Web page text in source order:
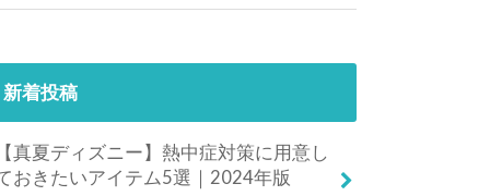
新着投稿
真夏ディズニー】熱中症対策に用意し
おきたいアイテム5選｜2024年版